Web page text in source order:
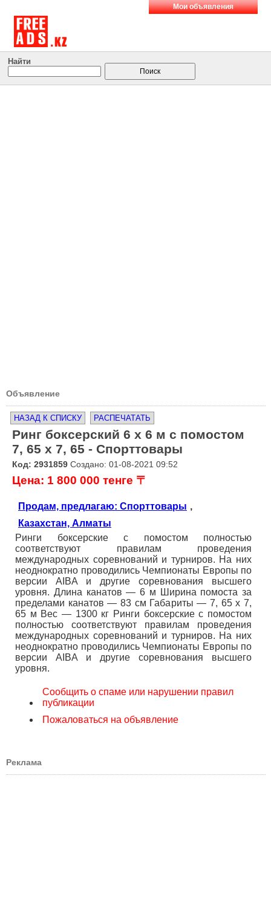
Мои объявления
Найти
Объявление
НАЗАД К СПИСКУ РАСПЕЧАТАТЬ
Ринг боксерский 6 х 6 м с помостом
7, 65 х 7, 65 - Спорттовары
Код: 2931859 Создано: 01-08-2021 09:52
Цена: 1 800 000 тенге 〒
Продам, предлагаю: Спорттовары ,
Казахстан, Алматы
Ринги боксерские с помостом полностью
соответствуют правилам проведения
международных соревнований и турниров. На них
неоднократно проводились Чемпионаты Европы по
версии AIBA и другие соревнования высшего
уровня. Длина канатов — 6 м Ширина помоста за
пределами канатов — 83 см Габариты — 7, 65 х 7,
65 м Вес — 1300 кг Ринги боксерские с помостом
полностью соответствуют правилам проведения
международных соревнований и турниров. На них
неоднократно проводились Чемпионаты Европы по
версии AIBA и другие соревнования высшего
уровня.
Сообщить о спаме или нарушении правил
публикации
Пожаловаться на объявление
Реклама